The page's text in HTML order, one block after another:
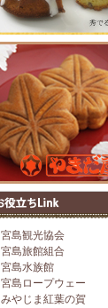
宮島観光協会
宮島旅館組合
宮島水族館
宮島ロープウェー
みやじま紅葉の賀